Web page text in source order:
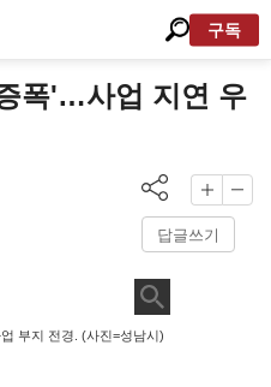
구독
폭'…사업 지연 우
답글쓰기
부지 전경. (사진=성남시)